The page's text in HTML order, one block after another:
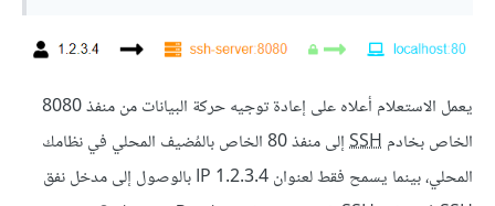
يعمل الاستعلام أعلاه على إعادة توجيه حركة البيانات من منفذ 8080
الخاص بخادم SSH
إلى منفذ 80 الخاص بالمُضيف المحلي في نظامك
المحلي، بينما يسمح فقط لعنوان IP 1.2.3.4 بالوصول إلى مدخل نفق